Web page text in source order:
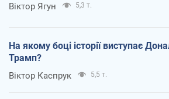
Віктор Ягун 5,3 т.
На якому боці історії виступає
Трамп?
Віктор Каспрук 5,5 т.